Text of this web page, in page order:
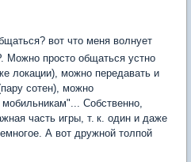
вот что меня волнует
Можно просто общаться устно
локации), можно передавать и
сотен), можно
Собственно,
часть игры, т. к. один и даже
А вот дружной толпой 